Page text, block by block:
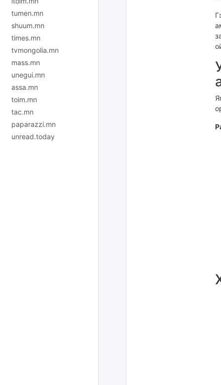
tumen.mn
shuum.mn
times.mn
tvmongolia.mn
mass.mn
unegui.mn
assa.mn
toim.mn
tac.mn
paparazzi.mn
unread.today